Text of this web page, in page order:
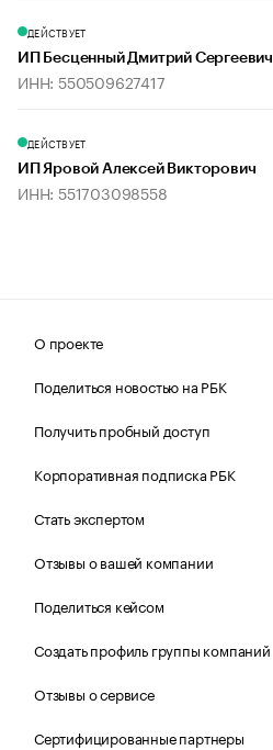
ДЕЙСТВУЕТ
ИП Бесценный Дмитрий Сергеевич
ИНН: 550509627417
ДЕЙСТВУЕТ
ИП Яровой Алексей Викторович
ИНН: 551703098558
О проекте
Поделиться новостью на РБК
Получить пробный доступ
Корпоративная подписка РБК
Стать экспертом
Отзывы о вашей компании
Поделиться кейсом
Создать профиль группы компаний
Отзывы о сервисе
Сертифицированные партнеры